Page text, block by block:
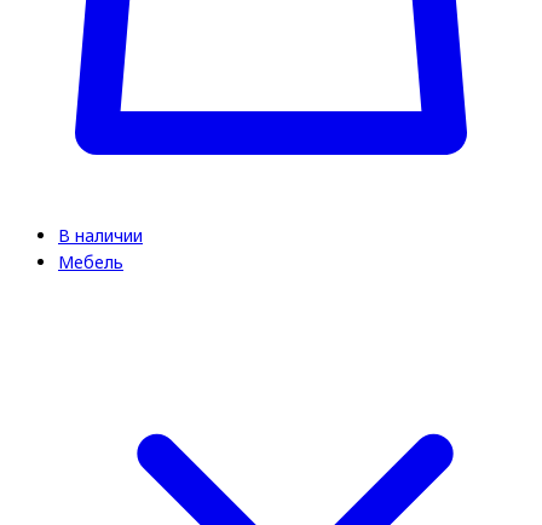
В наличии
Мебель